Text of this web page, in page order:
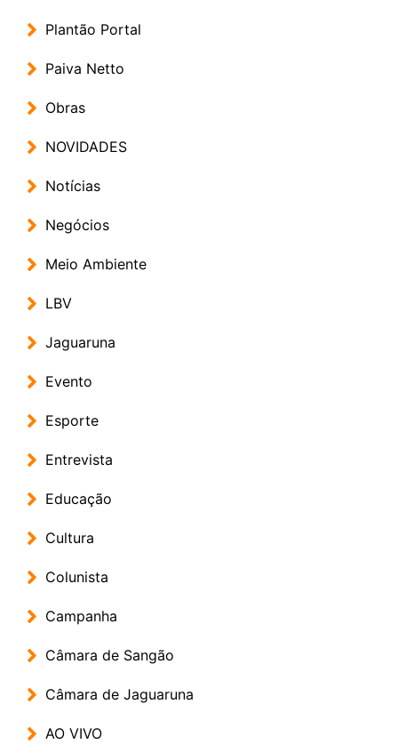
Plantão Portal
Paiva Netto
Obras
NOVIDADES
Notícias
Negócios
Meio Ambiente
LBV
Jaguaruna
Evento
Esporte
Entrevista
Educação
Cultura
Colunista
Campanha
Câmara de Sangão
Câmara de Jaguaruna
AO VIVO